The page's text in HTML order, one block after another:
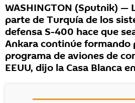
WASHINGTON (Sputnik) —
parte de Turquía de los
defensa S-400 hace que
Ankara continúe formando
programa de aviones de
EEUU, dijo la Casa Blanca